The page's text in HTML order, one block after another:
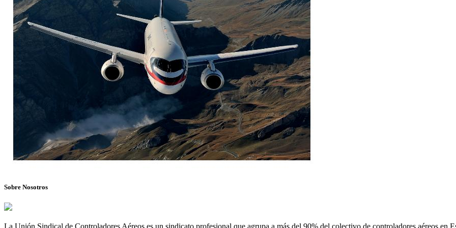
Sobre Nosotros
La Unión Sindical de Controladores Aéreos es un sindicato profesional que agrupa a más del 90% del colectivo de controladores aéreos en